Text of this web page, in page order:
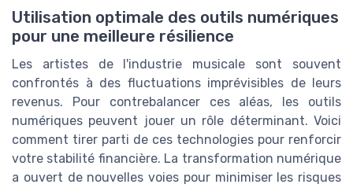
Utilisation optimale des outils numériques
pour une meilleure résilience
Les artistes de l'industrie musicale sont souvent
confrontés à des fluctuations imprévisibles de leurs
revenus. Pour contrebalancer ces aléas, les outils
numériques peuvent jouer un rôle déterminant. Voici
comment tirer parti de ces technologies pour renforcir
votre stabilité financière. La transformation numérique
a ouvert de nouvelles voies pour minimiser les risques